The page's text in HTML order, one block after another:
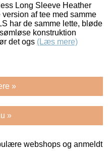
Long Sleeve Heather
af tee med samme
har de samme lette, bløde
konstruktion
det ogs (Læs mere)
»
»
webshops og anmeldt